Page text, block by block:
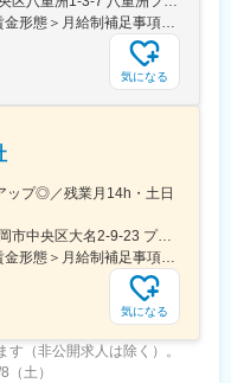
業でのCMC業務の経験者や
が多いです。
気になる
ップ◎／残業月14h・土日
＜勤務地詳細＞本社住所：福岡県福岡市中央区大名2-9-23 プリオ福岡ビル勤務地最寄駅：地下鉄空港線／天神駅受動喫煙対策：屋内全面禁煙変更の範囲：会社の定める事業所
気になる
（非公開求人は除く）。
土）